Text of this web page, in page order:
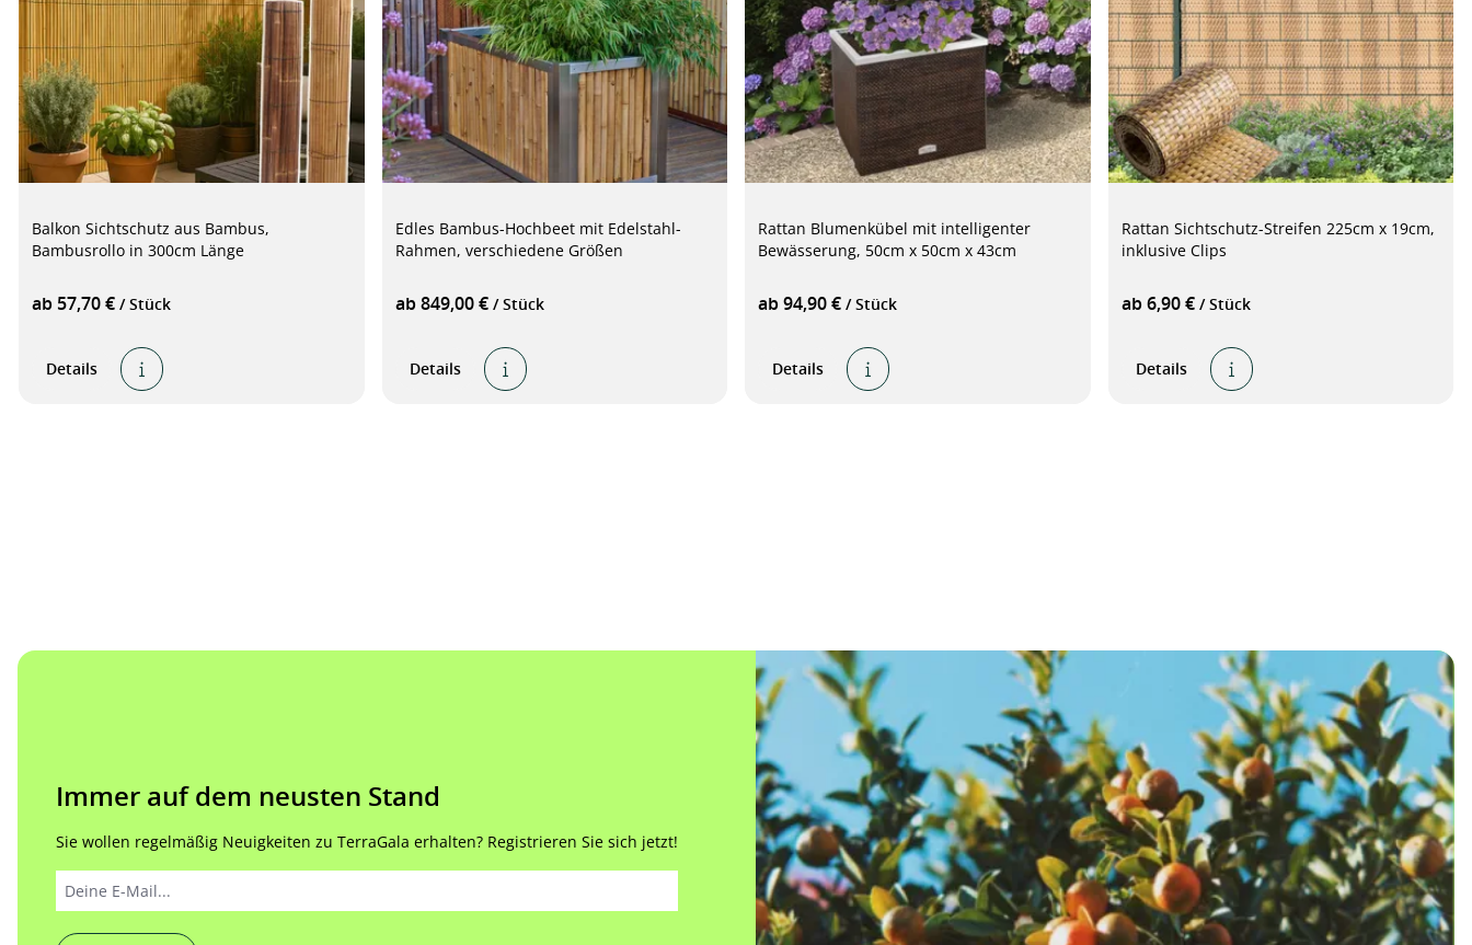
Balkon Sichtschutz aus Bambus,
Bambusrollo in 300cm Länge
ab 57,70 € / Stück
Details
Edles Bambus-Hochbeet mit Edelstahl-
Rahmen, verschiedene Größen
ab 849,00 € / Stück
Details
Rattan Blumenkübel mit intelligenter
Bewässerung, 50cm x 50cm x 43cm
ab 94,90 € / Stück
Details
Rattan Sichtschutz-Streifen 225cm x 19cm,
inklusive Clips
ab 6,90 € / Stück
Details
Immer auf dem neusten Stand
Sie wollen regelmäßig Neuigkeiten zu TerraGala erhalten? Registrieren Sie sich jetzt!